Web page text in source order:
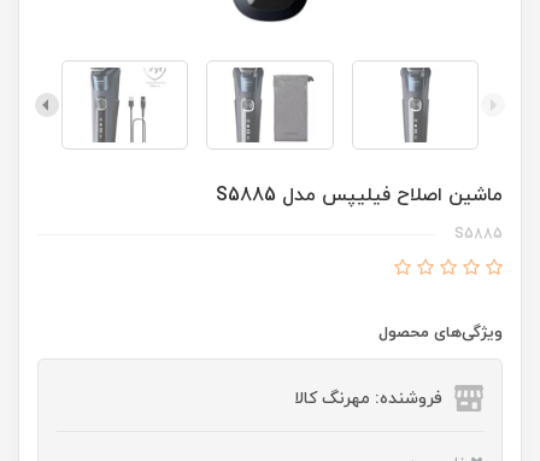
ماشین اصلاح فیلیپس مدل S5885
S5885
ویژگی‌های محصول
فروشنده: مهرنگ کالا